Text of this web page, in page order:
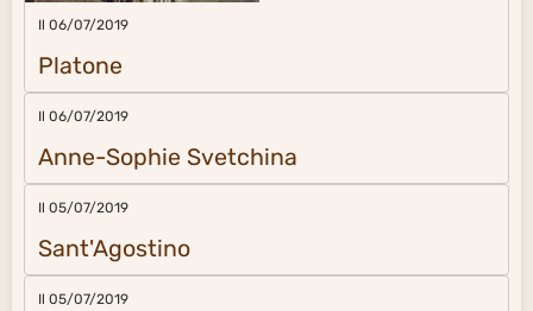
Il 06/07/2019
Platone
Il 06/07/2019
Anne-Sophie Svetchina
Il 05/07/2019
Sant'Agostino
Il 05/07/2019